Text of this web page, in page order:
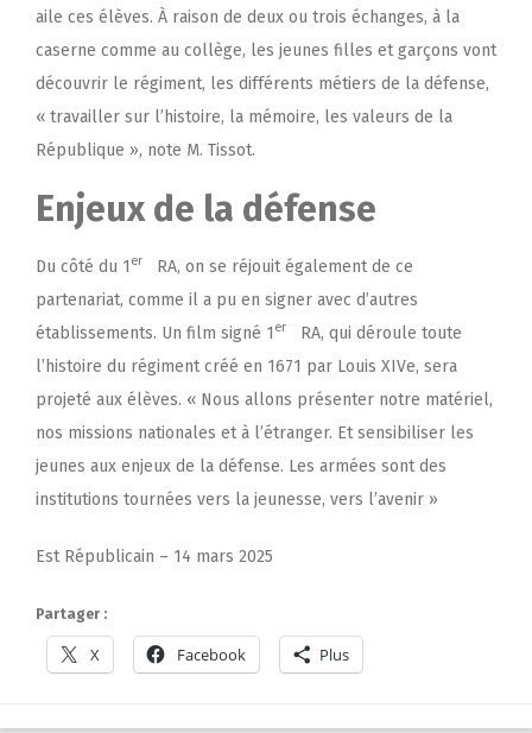
aile ces élèves. À raison de deux ou trois échanges, à la
caserne comme au collège, les jeunes filles et garçons vont
découvrir le régiment, les différents métiers de la défense,
« travailler sur l’histoire, la mémoire, les valeurs de la
République », note M. Tissot.
Enjeux de la défense
Du côté du 1 er
RA, on se réjouit également de ce
partenariat, comme il a pu en signer avec d’autres
établissements. Un film signé 1 er
RA, qui déroule toute
l’histoire du régiment créé en 1671 par Louis XIVe, sera
projeté aux élèves. « Nous allons présenter notre matériel,
nos missions nationales et à l’étranger. Et sensibiliser les
jeunes aux enjeux de la défense. Les armées sont des
institutions tournées vers la jeunesse, vers l’avenir »
Est Républicain – 14 mars 2025
Partager :
X Facebook Plus